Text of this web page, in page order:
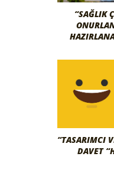
“SAĞLIK
“TASARIMCI
DAVET